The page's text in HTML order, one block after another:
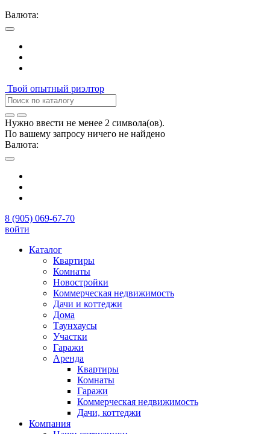
Валюта:
Твой опытный риэлтор
Нужно ввести не менее 2 символа(ов).
По вашему запросу ничего не найдено
Валюта:
8 (905) 069-67-70
войти
Каталог
Квартиры
Комнаты
Новостройки
Коммерческая недвижимость
Дачи и коттеджи
Дома
Таунхаусы
Участки
Гаражи
Аренда
Квартиры
Комнаты
Гаражи
Коммерческая недвижимость
Дачи, коттеджи
Компания